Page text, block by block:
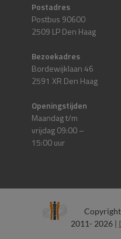
Postadres
Postbus 90600
2509 LP Den Haag
Bezoekadres
Bordewijklaan 46
2591 XR Den Haag
Openingstijden
Maandag t/m
vrijdag 09:00 –
15:00 uur
2011- 2026 |